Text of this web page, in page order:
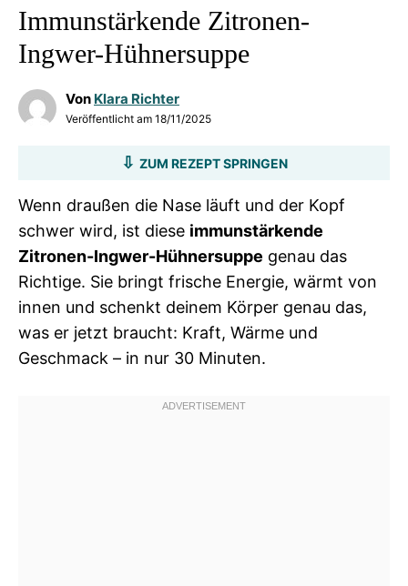
Immunstärkende Zitronen-
Ingwer-Hühnersuppe
Von Klara Richter
Veröffentlicht am 18/11/2025
ZUM REZEPT SPRINGEN
Wenn draußen die Nase läuft und der Kopf
schwer wird, ist diese immunstärkende
Zitronen-Ingwer-Hühnersuppe genau das
Richtige. Sie bringt frische Energie, wärmt von
innen und schenkt deinem Körper genau das,
was er jetzt braucht: Kraft, Wärme und
Geschmack – in nur 30 Minuten.